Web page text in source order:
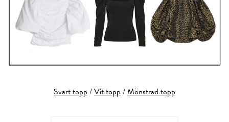
Svart topp/Vit topp/Mönstrad topp